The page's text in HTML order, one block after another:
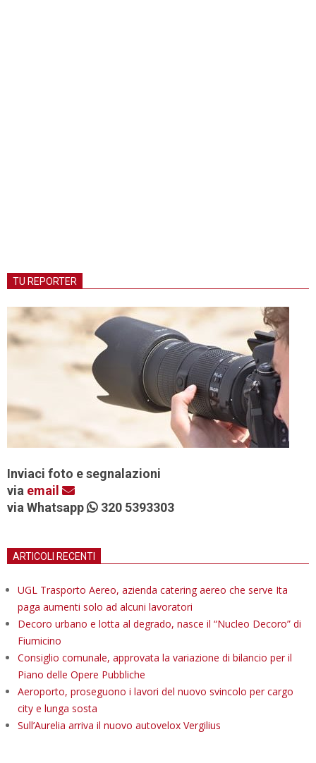
TU REPORTER
Inviaci foto e segnalazioni
via email
via Whatsapp
320 5393303
ARTICOLI RECENTI
UGL Trasporto Aereo, azienda catering aereo che serve Ita
paga aumenti solo ad alcuni lavoratori
Decoro urbano e lotta al degrado, nasce il “Nucleo Decoro” di
Fiumicino
Consiglio comunale, approvata la variazione di bilancio per il
Piano delle Opere Pubbliche
Aeroporto, proseguono i lavori del nuovo svincolo per cargo
city e lunga sosta
Sull’Aurelia arriva il nuovo autovelox Vergilius